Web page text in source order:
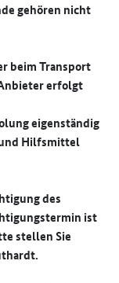
gehören nicht
beim Transport
erfolgt
eigenständig
Hilfsmittel
des
ist
stellen Sie